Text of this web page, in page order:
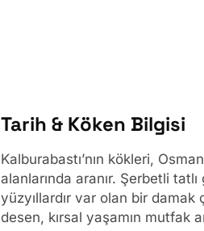
Tarih & Köken Bilgisi
Kalburabastı’nın kökleri,
alanlarında aranır. Şerbetli
yüzyıllardır var olan bir
desen, kırsal yaşamın mutfak